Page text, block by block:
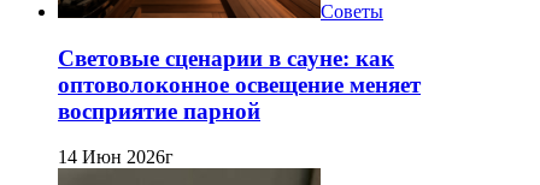
Советы
Световые сценарии в сауне: как
оптоволоконное освещение меняет
восприятие парной
14 Июн 2026г